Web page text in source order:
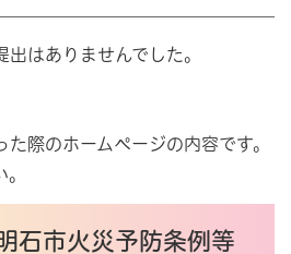
はありませんでした。
際のホームページの内容です。
石市火災予防条例等